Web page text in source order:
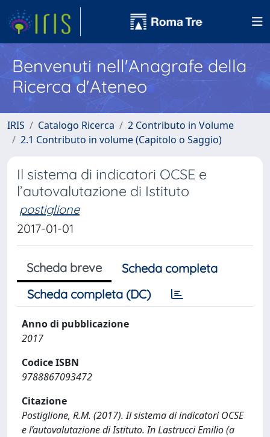
Benvenuti nell'Anagrafe della
Ricerca d'Ateneo
IRIS Catalogo Ricerca
2 Contributo in Volume
2.1 Contributo in volume (Capitolo o Saggio)
Il sistema di indicatori OCSE e
l’autovalutazione di Istituto
postiglione
2017-01-01
Scheda breve
Scheda completa
Scheda completa (DC)
Anno di pubblicazione
2017
Codice ISBN
9788867093472
Citazione
Postiglione, R.M. (2017). Il sistema di indicatori OCSE
e l’autovalutazione di Istituto. In Lastrucci Emilio (a